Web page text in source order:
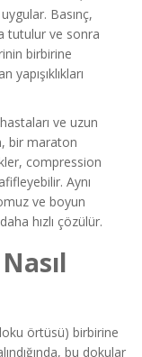
Basınç,
tutulur ve sonra
birbirine
yapışıklıkları
ve uzun
bir maraton
compression
Aynı
ve boyun
hızlı çözülür.
örtüsü) birbirine
bu dokular